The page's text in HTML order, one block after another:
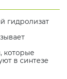
гидролизат
которые
в синтезе